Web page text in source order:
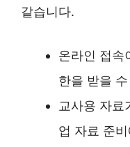
같습니다.
온라인 접속
한을 받을
교사용 자료
업 자료 준